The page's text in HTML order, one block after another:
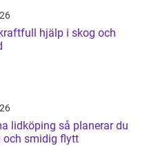
så planerar du
och smidig flytt